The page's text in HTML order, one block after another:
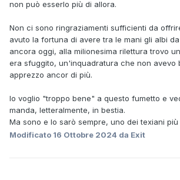
non può esserlo più di allora.
Non ci sono ringraziamenti sufficienti da
avuto la fortuna di avere tra le mani gli albi
ancora oggi, alla milionesima rilettura trovo
era sfuggito, un'inquadratura che non avevo
apprezzo ancor di più.
Io voglio "troppo bene" a questo fumetto e
manda, letteralmente, in bestia.
Ma sono e lo sarò sempre, uno dei texiani
Modificato 16 Ottobre 2024 da Exit